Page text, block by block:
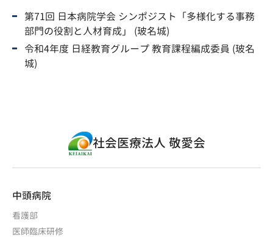
第71回 日本病院学会 シンポジスト「多様化する事務
部門の役割と人材育成」 (玻名城)
令和4年度 日経教育グループ 教育課程編成委員 (玻名
城)
社会医療法人 敬愛会
中頭病院
看護部
医師臨床研修